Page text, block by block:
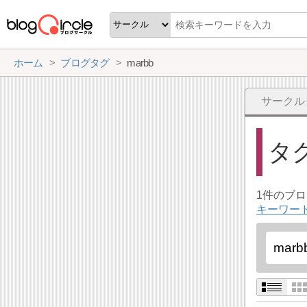
ホーム ブログタグ marbb
サーク
タ
1件のブ
キーワー